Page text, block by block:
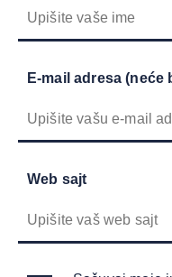
E-mail adresa (neće
Web sajt